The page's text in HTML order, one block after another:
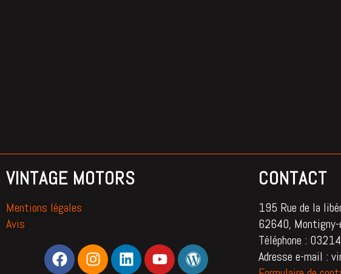
VINTAGE MOTORS
Mentions légales
Avis
CONTACT
195 Rue de la
62640,
Téléphone :
Adresse e-mail :